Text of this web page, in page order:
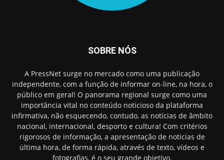
SOBRE NÓS
A PressNet surge no mercado como uma publicação
independente, com a função de informar on-line, na hora, o
público em geral! O panorama regional surge como uma
importância vital no conteúdo noticioso da plataforma
infirmativa, não esquecendo, contudo, as notícias de âmbito
nacional, internacional, desporto e cultura! Com critérios
rigorosos de informação, a apresentação de noticias de
última hora, de forma rápida, através de texto, vídeos e
fotografias, é o seu grande objetivo.